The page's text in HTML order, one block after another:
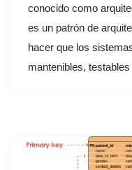
conocido como
es un patrón de
hacer que los
mantenibles,